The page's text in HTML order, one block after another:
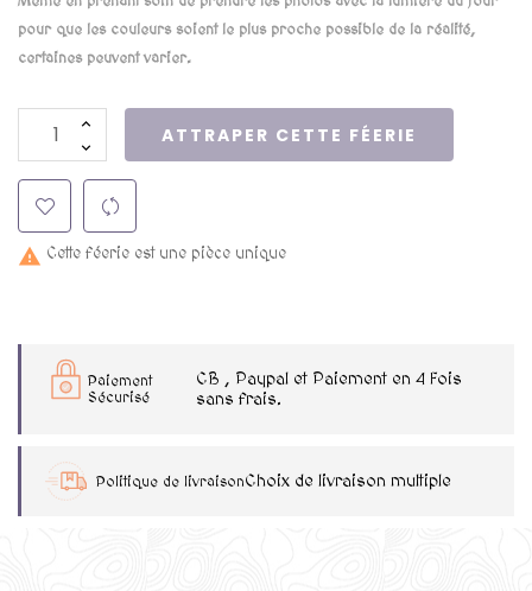
pour que les couleurs soient le plus proche possible de la réalité,
certaines peuvent varier.
ATTRAPER CETTE FÉERIE
 Cette féerie est une pièce unique
Paiement
Sécurisé
CB , Paypal et Paiement en 4 Fois
sans frais.
Politique de livraisonChoix de livraison multiple